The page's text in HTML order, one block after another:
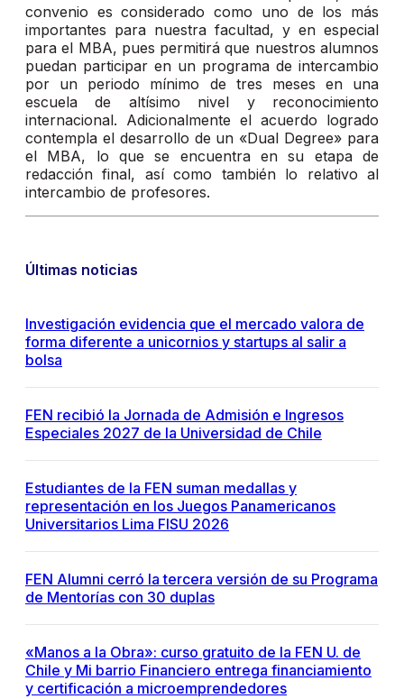
convenio es considerado como uno de los más
importantes para nuestra facultad, y en especial
para el MBA, pues permitirá que nuestros alumnos
puedan participar en un programa de intercambio
por un periodo mínimo de tres meses en una
escuela de altísimo nivel y reconocimiento
internacional. Adicionalmente el acuerdo logrado
contempla el desarrollo de un «Dual Degree» para
el MBA, lo que se encuentra en su etapa de
redacción final, así como también lo relativo al
intercambio de profesores.
Últimas noticias
Investigación evidencia que el mercado valora de
forma diferente a unicornios y startups al salir a
bolsa
FEN recibió la Jornada de Admisión e Ingresos
Especiales 2027 de la Universidad de Chile
Estudiantes de la FEN suman medallas y
representación en los Juegos Panamericanos
Universitarios Lima FISU 2026
FEN Alumni cerró la tercera versión de su Programa
de Mentorías con 30 duplas
«Manos a la Obra»: curso gratuito de la FEN U. de
Chile y Mi barrio Financiero entrega financiamiento
y certificación a microemprendedores